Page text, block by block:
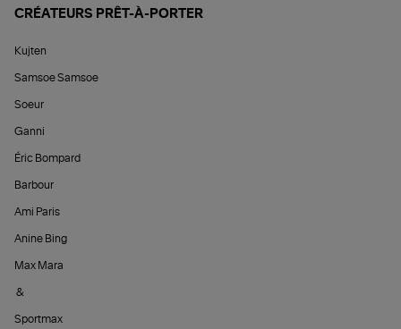
CRÉATEURS PRÊT-À-PORTER
Kujten
Samsoe Samsoe
Soeur
Ganni
Éric Bompard
Barbour
Ami Paris
Anine Bing
Max Mara
&
Sportmax